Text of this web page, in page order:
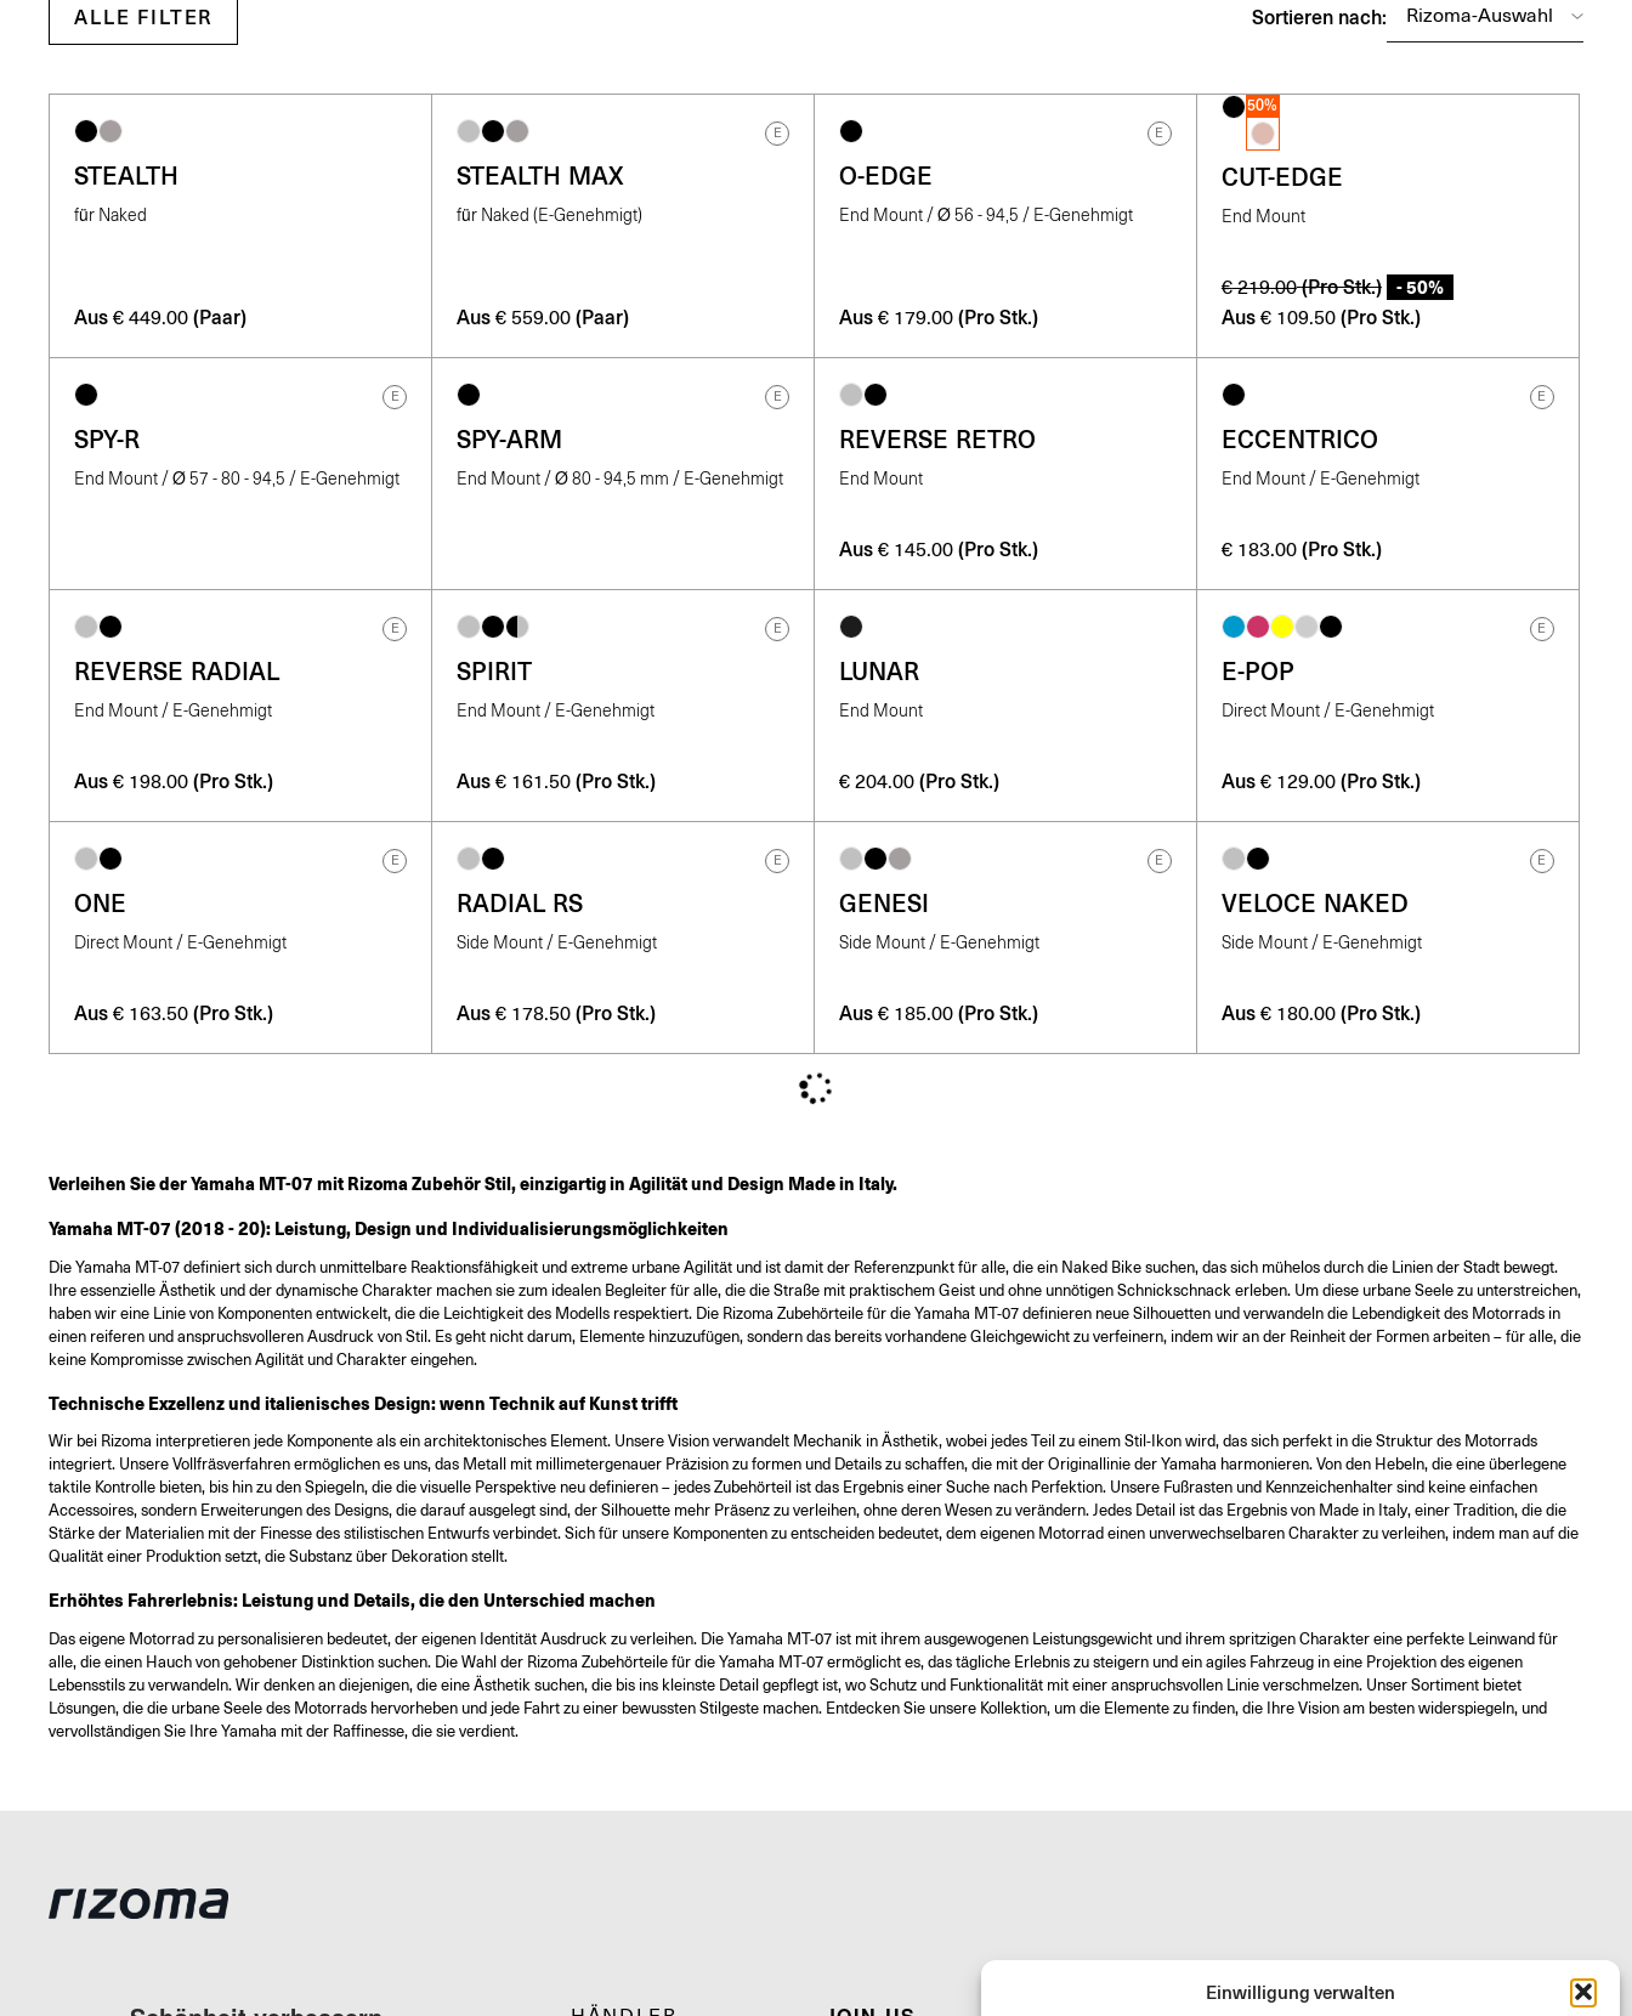
Einwilligung verwalten
ALLE FILTER Sortieren nach:
STEALTH
für Naked
Aus € 449.00 (Paar)
E
STEALTH MAX
für Naked (E-Genehmigt)
Aus € 559.00 (Paar)
E
O-EDGE
End Mount / Ø 56 - 94,5 / E-Genehmigt
Aus € 179.00 (Pro Stk.)
50%
CUT-EDGE
End Mount
€219.00 (Pro Stk.) - 50%
Aus €109.50 (Pro Stk.)
E
SPY-R
End Mount / Ø 57 - 80 - 94,5 / E-Genehmigt
E
SPY-ARM
End Mount / Ø 80 - 94,5 mm / E-Genehmigt
REVERSE RETRO
End Mount
Aus € 145.00 (Pro Stk.)
E
ECCENTRICO
End Mount / E-Genehmigt
€183.00 (Pro Stk.)
E
REVERSE RADIAL
End Mount / E-Genehmigt
Aus € 198.00 (Pro Stk.)
E
SPIRIT
End Mount / E-Genehmigt
Aus € 161.50 (Pro Stk.)
LUNAR
End Mount
€ 204.00 (Pro Stk.)
E
E-POP
Direct Mount / E-Genehmigt
Aus €129.00 (Pro Stk.)
E
ONE
Direct Mount / E-Genehmigt
Aus € 163.50 (Pro Stk.)
E
RADIAL RS
Side Mount / E-Genehmigt
Aus € 178.50 (Pro Stk.)
E
GENESI
Side Mount / E-Genehmigt
Aus € 185.00 (Pro Stk.)
E
VELOCE NAKED
Side Mount / E-Genehmigt
Aus €180.00 (Pro Stk.)
Verleihen Sie der Yamaha MT-07 mit Rizoma Zubehör Stil, einzigartig in Agilität und Design Made in Italy.
Yamaha MT-07 (2018 - 20): Leistung, Design und Individualisierungsmöglichkeiten
Die Yamaha MT-07 definiert sich durch unmittelbare Reaktionsfähigkeit und extreme urbane Agilität und ist damit der Referenzpunkt für alle, die ein Naked Bike suchen, das sich mühelos durch die Linien der Stadt bewegt.
Ihre essenzielle Ästhetik und der dynamische Charakter machen sie zum idealen Begleiter für alle, die die Straße mit praktischem Geist und ohne unnötigen Schnickschnack erleben. Um diese urbane Seele zu unterstreichen,
haben wir eine Linie von Komponenten entwickelt, die die Leichtigkeit des Modells respektiert. Die Rizoma Zubehörteile für die Yamaha MT-07 definieren neue Silhouetten und verwandeln die Lebendigkeit des Motorrads in
einen reiferen und anspruchsvolleren Ausdruck von Stil. Es geht nicht darum, Elemente hinzuzufügen, sondern das bereits vorhandene Gleichgewicht zu verfeinern, indem wir an der Reinheit der Formen arbeiten – für alle, die
keine Kompromisse zwischen Agilität und Charakter eingehen.
Technische Exzellenz und italienisches Design: wenn Technik auf Kunst trifft
Wir bei Rizoma interpretieren jede Komponente als ein architektonisches Element. Unsere Vision verwandelt Mechanik in Ästhetik, wobei jedes Teil zu einem Stil-Ikon wird, das sich perfekt in die Struktur des Motorrads
integriert. Unsere Vollfräsverfahren ermöglichen es uns, das Metall mit millimetergenauer Präzision zu formen und Details zu schaffen, die mit der Originallinie der Yamaha harmonieren. Von den Hebeln, die eine überlegene
taktile Kontrolle bieten, bis hin zu den Spiegeln, die die visuelle Perspektive neu definieren – jedes Zubehörteil ist das Ergebnis einer Suche nach Perfektion. Unsere Fußrasten und Kennzeichenhalter sind keine einfachen
Accessoires, sondern Erweiterungen des Designs, die darauf ausgelegt sind, der Silhouette mehr Präsenz zu verleihen, ohne deren Wesen zu verändern. Jedes Detail ist das Ergebnis von Made in Italy, einer Tradition, die die
Stärke der Materialien mit der Finesse des stilistischen Entwurfs verbindet. Sich für unsere Komponenten zu entscheiden bedeutet, dem eigenen Motorrad einen unverwechselbaren Charakter zu verleihen, indem man auf die
Qualität einer Produktion setzt, die Substanz über Dekoration stellt.
Erhöhtes Fahrerlebnis: Leistung und Details, die den Unterschied machen
Das eigene Motorrad zu personalisieren bedeutet, der eigenen Identität Ausdruck zu verleihen. Die Yamaha MT-07 ist mit ihrem ausgewogenen Leistungsgewicht und ihrem spritzigen Charakter eine perfekte Leinwand für
alle, die einen Hauch von gehobener Distinktion suchen. Die Wahl der Rizoma Zubehörteile für die Yamaha MT-07 ermöglicht es, das tägliche Erlebnis zu steigern und ein agiles Fahrzeug in eine Projektion des eigenen
Lebensstils zu verwandeln. Wir denken an diejenigen, die eine Ästhetik suchen, die bis ins kleinste Detail gepflegt ist, wo Schutz und Funktionalität mit einer anspruchsvollen Linie verschmelzen. Unser Sortiment bietet
Lösungen, die die urbane Seele des Motorrads hervorheben und jede Fahrt zu einer bewussten Stilgeste machen. Entdecken Sie unsere Kollektion, um die Elemente zu finden, die Ihre Vision am besten widerspiegeln, und
vervollständigen Sie Ihre Yamaha mit der Raffinesse, die sie verdient.